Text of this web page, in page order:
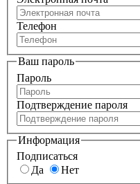
Телефон
Ваш пароль
Пароль
Подтверждение пароля
Информация
Подписаться
Да
Нет